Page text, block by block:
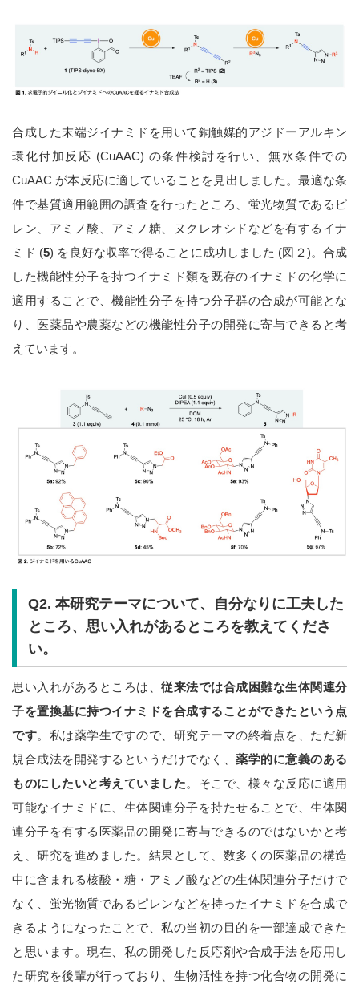
合成した末端ジイナミドを用いて銅触媒的アジドーアルキン
環化付加反応 (CuAAC) の条件検討を行い、無水条件での
CuAAC が本反応に適していることを見出しました。最適な条
件で基質適用範囲の調査を行ったところ、蛍光物質であるピ
レン、アミノ酸、アミノ糖、ヌクレオシドなどを有するイナ
ミド (5) を良好な収率で得ることに成功しました (図２)。合成
した機能性分子を持つイナミド類を既存のイナミドの化学に
適用することで、機能性分子を持つ分子群の合成が可能とな
り、医薬品や農薬などの機能性分子の開発に寄与できると考
えています。
Q2. 本研究テーマについて、自分なりに工夫した
ところ、思い入れがあるところを教えてくださ
い。
思い入れがあるところは、 従来法では合成困難な生体関連分
子を置換基に持つイナミドを合成することができたという点
です。私は薬学生ですので、研究テーマの終着点を、ただ新
規合成法を開発するというだけでなく、 薬学的に意義のある
ものにしたいと考えていました。そこで、様々な反応に適用
可能なイナミドに、生体関連分子を持たせることで、生体関
連分子を有する医薬品の開発に寄与できるのではないかと考
え、研究を進めました。結果として、数多くの医薬品の構造
中に含まれる核酸・糖・アミノ酸などの生体関連分子だけで
なく、蛍光物質であるピレンなどを持ったイナミドを合成で
きるようになったことで、私の当初の目的を一部達成できた
と思います。現在、私の開発した反応剤や合成手法を応用し
た研究を後輩が行っており、生物活性を持つ化合物の開発に